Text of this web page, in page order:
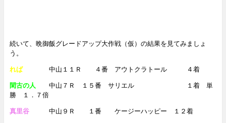
続いて、晩御飯グレードアップ大作戦（仮）の結果を見てみましょ
う。
れば中山１１Ｒ ４番 アウトクラトール ４着
閑古の人 中山７Ｒ １５番 サリエル １着単
勝 １．７倍
真里谷中山９Ｒ １番 ケージーハッピー １２着